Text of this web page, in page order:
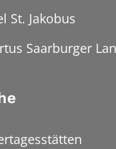
St. Jakobus
Saarburger